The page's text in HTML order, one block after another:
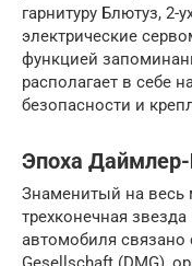
гарнитуру Блютуз, 2-
электрические
функцией
располагает в себе
безопасности и
Эпоха
Знаменитый на весь
трехконечная
автомобиля связано